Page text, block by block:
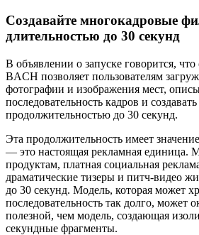
Создавайте многокадровые
длительностью до 30 секунд
В объявлении о запуске говорится,
BACH позволяет пользователям
фотографии и изображения мест,
последовательность кадров и
продолжительностью до 30 секунд.
Эта продолжительность имеет
— это настоящая рекламная единица.
продуктам, платная социальная
драматические тизеры и питч-видео
до 30 секунд. Модель, которая может
последовательность так долго, может
полезной, чем модель, создающая
секундные фрагменты.